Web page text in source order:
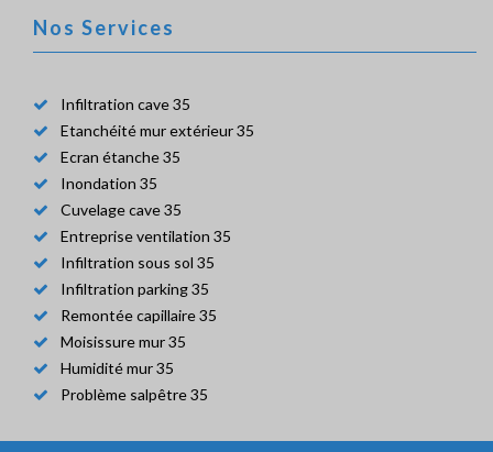
Nos Services
Infiltration cave 35
Etanchéité mur extérieur 35
Ecran étanche 35
Inondation 35
Cuvelage cave 35
Entreprise ventilation 35
Infiltration sous sol 35
Infiltration parking 35
Remontée capillaire 35
Moisissure mur 35
Humidité mur 35
Problème salpêtre 35